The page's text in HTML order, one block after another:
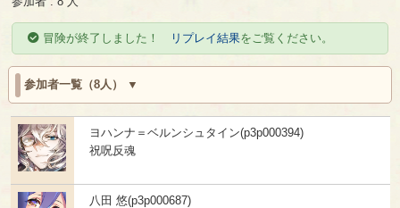
冒険が終了しました！ リプレイ結果をご覧ください。
参加者一覧（8人）
ヨハンナ＝ベルンシュタイン(p3p000394)
祝呪反魂
八田 悠(p3p000687)